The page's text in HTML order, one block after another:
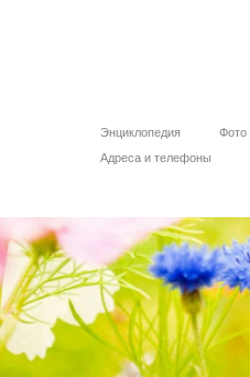
Энциклопедия
Фото
Адреса и телефоны